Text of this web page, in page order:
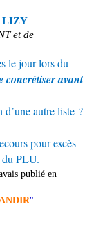
LIZY
et de
le jour lors du
concrétiser avant
autre liste ?
pour excès
du PLU.
publié en
"